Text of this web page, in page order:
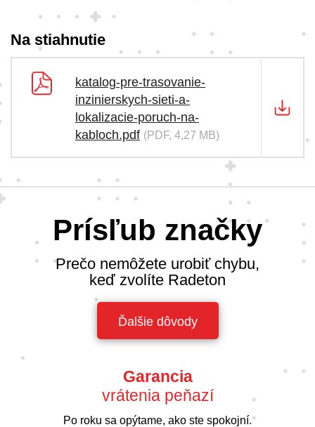
Na stiahnutie
katalog-pre-trasovanie-
inzinierskych-sieti-a-
lokalizacie-poruch-na-
kabloch.pdf (PDF, 4,27 MB)
Prísľub značky
Prečo nemôžete urobiť chybu,
keď zvolíte Radeton
Ďalšie dôvody
Garancia
vrátenia peňazí
Po roku sa opýtame, ako ste spokojní.